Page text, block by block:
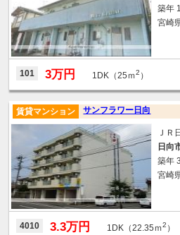
築年
宮崎
101 3万円 1DK（25ｍ2 ）
サンフラワー日向
賃貸マンション
ＪＲ
日向
築年
宮崎
4010 3.3万円 1DK（22.35ｍ2 ）